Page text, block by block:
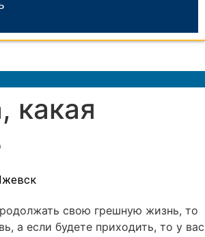
какая
свою грешную жизнь, то
а если будете приходить, то у вас